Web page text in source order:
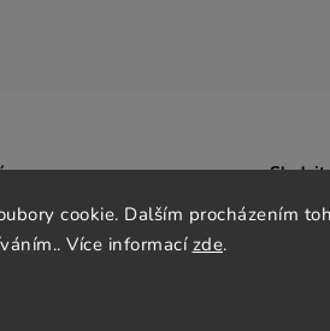
cookie. Dalším procházením
Více informací zde.